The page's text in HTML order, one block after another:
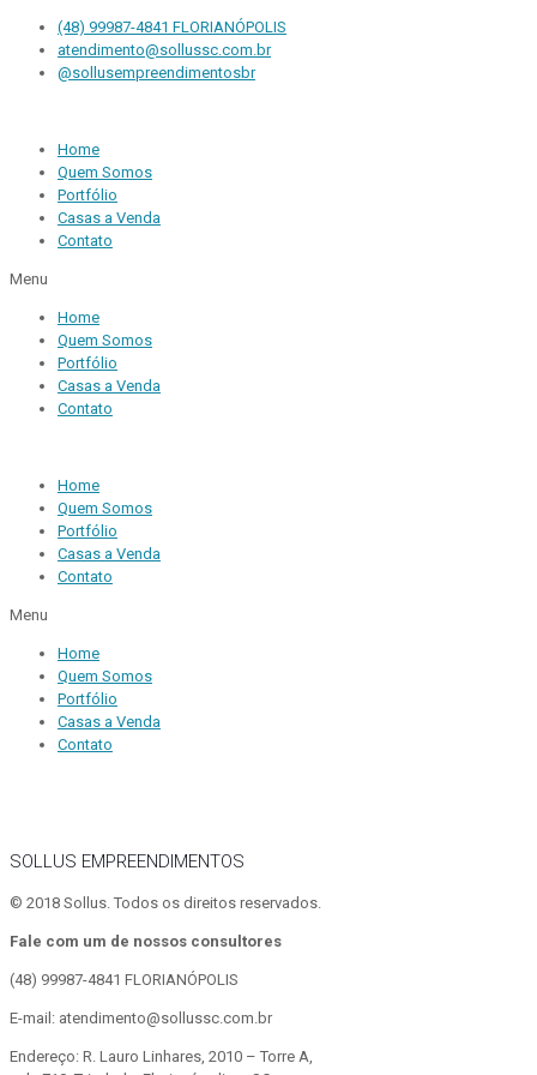
(48) 99987-4841 FLORIANÓPOLIS
atendimento@sollussc.com.br
@sollusempreendimentosbr
Home
Quem Somos
Portfólio
Casas a Venda
Contato
Menu
Home
Quem Somos
Portfólio
Casas a Venda
Contato
Home
Quem Somos
Portfólio
Casas a Venda
Contato
Menu
Home
Quem Somos
Portfólio
Casas a Venda
Contato
SOLLUS EMPREENDIMENTOS
© 2018 Sollus. Todos os direitos reservados.
Fale com um de nossos consultores
(48) 99987-4841 FLORIANÓPOLIS
E-mail: atendimento@sollussc.com.br
Endereço: R. Lauro Linhares, 2010 – Torre A,